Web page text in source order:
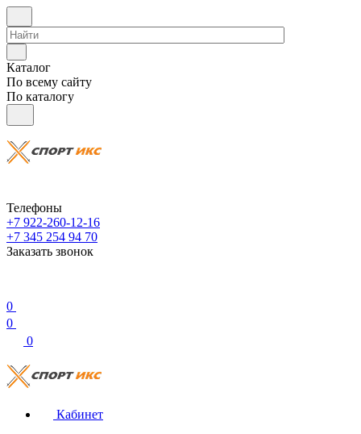
Каталог
По всему сайту
По каталогу
Телефоны
+7 922-260-12-16
+7 345 254 94 70
Заказать звонок
0
0
0
Кабинет